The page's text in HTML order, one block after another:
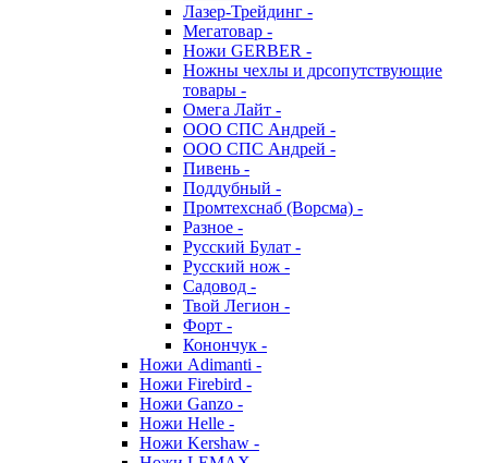
Лазер-Трейдинг -
Мегатовар -
Ножи GERBER -
Ножны чехлы и дрсопутствующие
товары -
Омега Лайт -
ООО СПС Андрей -
ООО СПС Андрей -
Пивень -
Поддубный -
Промтехснаб (Ворсма) -
Разное -
Русский Булат -
Русский нож -
Садовод -
Твой Легион -
Форт -
Конончук -
Ножи Adimanti -
Ножи Firebird -
Ножи Ganzo -
Ножи Helle -
Ножи Kershaw -